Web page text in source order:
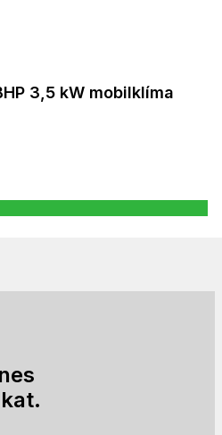
3,5 kW mobilklíma